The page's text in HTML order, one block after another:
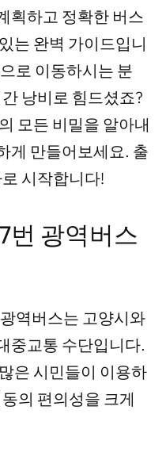
획하고 정확한 버스
는 완벽 가이드입니
로 이동하시는 분
낭비로 힘드셨죠?
모든 비밀을 알아내
게 만들어보세요. 출
시작합니다!
번 광역버스
역버스는 고양시와
중교통 수단입니다.
은 시민들이 이용하
의 편의성을 크게